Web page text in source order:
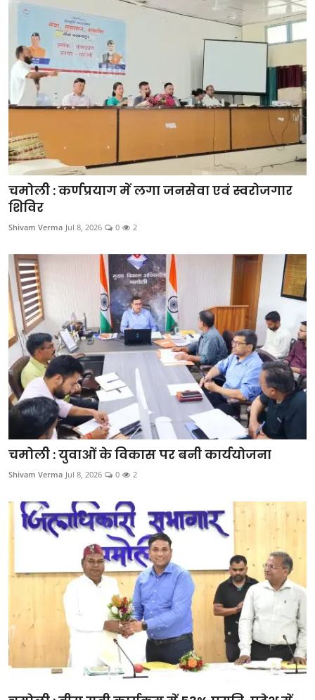
चमोली : कर्णप्रयाग में लगा जनसेवा एवं स्वरोजगार
शिविर
Shivam Verma Jul 8, 2026 0 2
चमोली : युवाओं के विकास पर बनी कार्ययोजना
Shivam Verma Jul 8, 2026 0 2